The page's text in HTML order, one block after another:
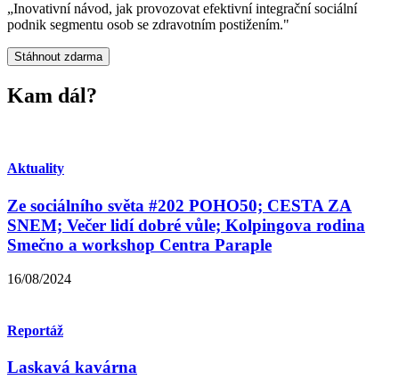
„Inovativní návod, jak provozovat efektivní integrační sociální
podnik segmentu osob se zdravotním postižením."
Stáhnout zdarma
Kam dál?
Aktuality
Ze sociálního světa #202 POHO50; CESTA ZA
SNEM; Večer lidí dobré vůle; Kolpingova rodina
Smečno a workshop Centra Paraple
16/08/2024
Reportáž
Laskavá kavárna